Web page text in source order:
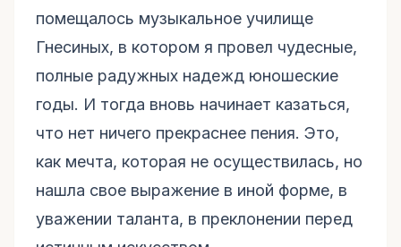
помещалось музыкальное училище
Гнесиных, в котором я провел чудесные,
полные радужных надежд юношеские
годы. И тогда вновь начинает казаться,
что нет ничего прекраснее пения. Это,
как мечта, которая не осуществилась, но
нашла свое выражение в иной форме, в
уважении таланта, в преклонении перед